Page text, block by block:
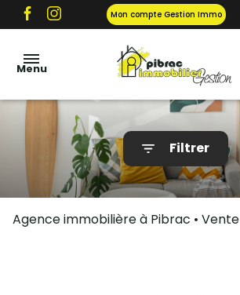
Mon compte Gestion Immo
Menu
locations
ventes
gestion
et tarifs
Filtrer
Agence immobilière à Pibrac Vente